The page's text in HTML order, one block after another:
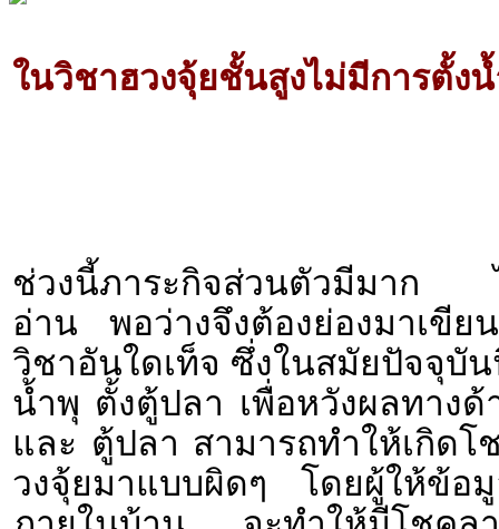
ในวิชาฮวงจุ้ยชั้นสูงไม่มีการตั้ง
ช่วงนี้ภาระกิจส่วนตัวมีมาก ไ
อ่าน พอว่างจึงต้องย่องมาเขี
วิชาอันใดเท็จ ซึ่งในสมัยปัจจุบั
น้ำพุ ตั้งตู้ปลา เพื่อหวังผลทาง
และ ตู้ปลา สามารถทำให้เกิดโ
วงจุ้ยมาแบบผิดๆ โดยผู้ให้ข้